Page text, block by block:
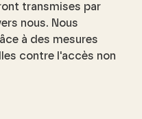
transmises par
nous. Nous
à des mesures
contre l'accès non